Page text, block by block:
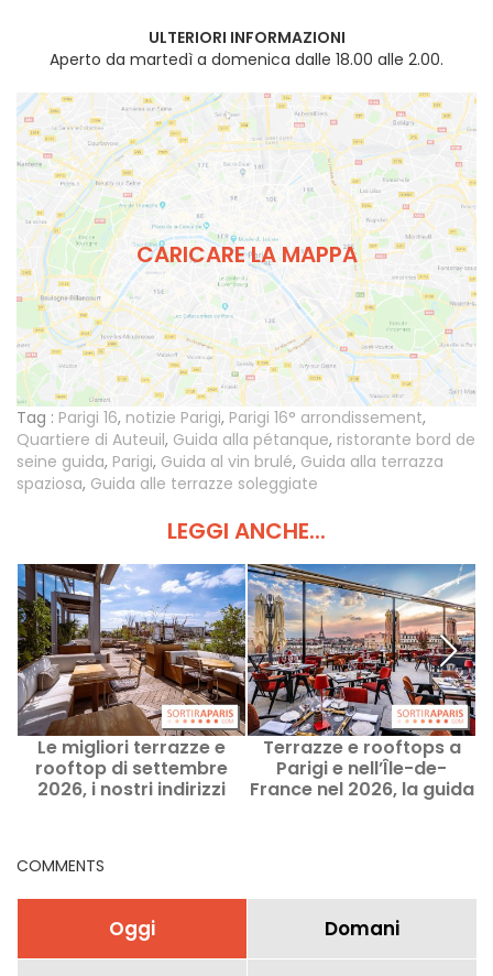
ULTERIORI INFORMAZIONI
Aperto da martedì a domenica dalle 18.00 alle 2.00.
CARICARE LA MAPPA
Tag : Parigi 16, notizie Parigi, Parigi 16° arrondissement,
Quartiere di Auteuil, Guida alla pétanque, ristorante bord de
seine guida, Parigi, Guida al vin brulé, Guida alla terrazza
spaziosa, Guida alle terrazze soleggiate
LEGGI ANCHE...
Le migliori terrazze e
rooftop di settembre
2026, i nostri indirizzi
Terrazze e rooftops a
Parigi e nell’Île-de-
France nel 2026, la guida
COMMENTS
Oggi Domani